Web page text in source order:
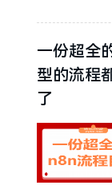
一份超全
型的流程
了